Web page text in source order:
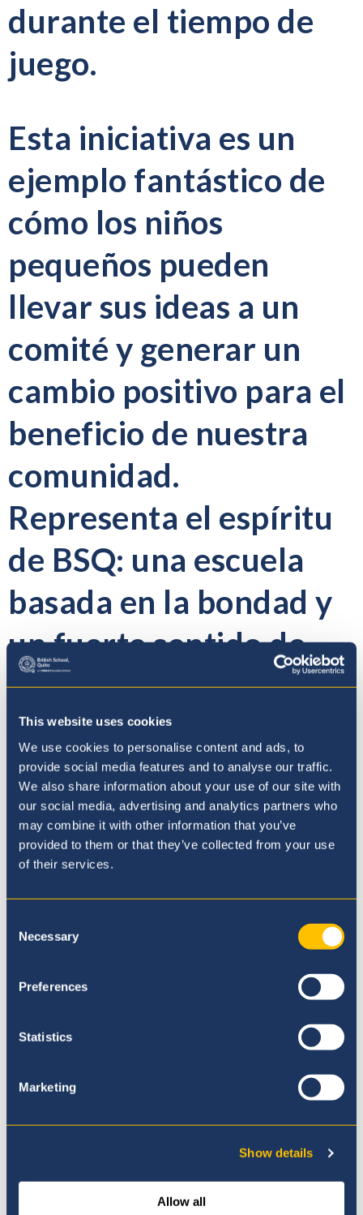
This website uses cookies
We use cookies to personalise content and ads, to
provide social media features and to analyse our traffic.
We also share information about your use of our site with
our social media, advertising and analytics partners who
may combine it with other information that you’ve
provided to them or that they’ve collected from your use
of their services.
Selection
Necessary
Preferences
Statistics
Marketing
Show details
Allow all
durante el tiempo de
juego.
Esta iniciativa es un
ejemplo fantástico de
cómo los niños
pequeños pueden
llevar sus ideas a un
comité y generar un
cambio positivo para el
beneficio de nuestra
comunidad.
Representa el espíritu
de BSQ: una escuela
basada en la bondad y
un fuerte sentido de
familia.
¡Estamos orgullosos de
nuestros estudiantes
por tomar esta
apoyarlos en hacer
realidad su visión!